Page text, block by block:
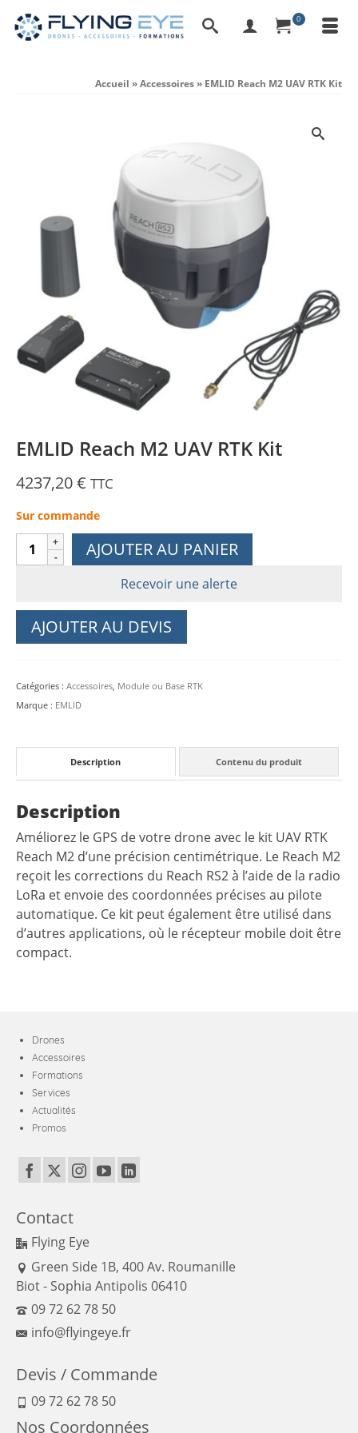
0
Accueil »Accessoires» EMLID Reach M2 UAV RTK Kit
EMLID Reach M2 UAV RTK Kit
4237,20€ TTC
Sur commande
quantité
de
UAV
AJOUTER AU PANIER
Recevoir une alerte
AJOUTER AU DEVIS
Catégories : Accessoires, Module ou Base RTK
Marque : EMLID
Description Contenu du produit
Description
Améliorez le GPS de votre drone avec le kit UAV RTK
Reach M2 d’une précision centimétrique. Le Reach M2
reçoit les corrections du Reach RS2 à l’aide de la radio
LoRa et envoie des coordonnées précises au pilote
automatique. Ce kit peut également être utilisé dans
d’autres applications, où le récepteur mobile doit être
compact.
Drones
Accessoires
Formations
Services
Actualités
Promos
Contact
Flying Eye
Green Side 1B, 400 Av. Roumanille
Biot - Sophia Antipolis 06410
09 72 62 78 50
info@flyingeye.fr
Devis / Commande
09 72 62 78 50
Nos Coordonnées